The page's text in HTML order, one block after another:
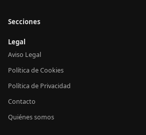
Secciones
Legal
Aviso Legal
Política de Cookies
Política de Privacidad
Contacto
Quiénes somos